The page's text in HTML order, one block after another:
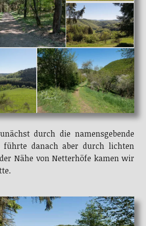
durch die namensgebende
führte danach aber durch lichten
Nähe von Netterhöfe kamen wir